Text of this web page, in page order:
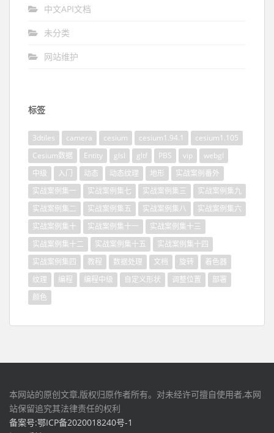
中文API文档
未分类
网站维护
标签
3dtiles camera cesium cesium1.94.1
cesium1.105
Cesium数据
Entity glsl gltf PBS vip
webgl
中级
入门 动态 动态纹理 地形
实战案例番外
实战案例集一
实战案例集七 实战案例集三
实战案例集九
实战案例集二
实战案例集五 实战案例集八
实战案例集六
实战案例集十
实战案例集十一
实战案例集十三
实战案例集十二
实战案例集十五
实战案例集十四
实战案例集四
教程 数据处理 文档 旋转
着色器
纹理
编程 编程中级 自定义形状 调整位置
部署
颜色
本网站的原创文章,版权归原作者所有。对未经许可擅自使用者,本网
站保留追究其法律责任的权利
备案号:鄂ICP备2020018240号-1